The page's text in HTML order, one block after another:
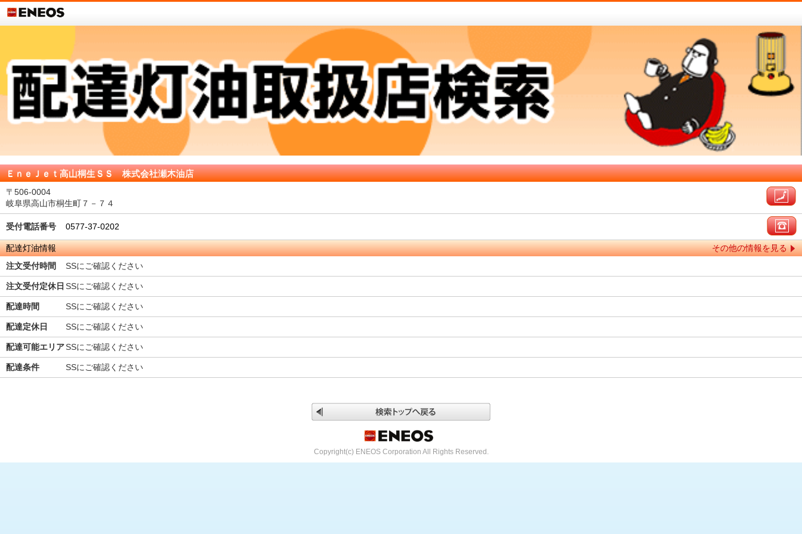
ＥｎｅＪｅｔ高山桐生ＳＳ 株式会社瀬木油店
〒506-0004
岐阜県高山市桐生町７－７４
受付電話番号 0577-37-0202
配達灯油情報
その他の情報を見る
注文受付時間
SSにご確認ください
注文受付定休日 SSにご確認ください
配達時間 SSにご確認ください
配達定休日 SSにご確認ください
配達可能エリアSSにご確認ください
配達条件 SSにご確認ください
Copyright(c) ENEOS Corporation All Rights Reserved.